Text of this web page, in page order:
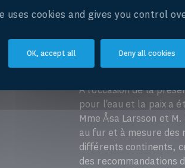
conduite des
du droit international,
A l'occasion de la
pour l'eau et la paix a
Mme Åsa Larsson et
au fur et à mesure des
différents continents,
des recommandations
uses cookies and gives you control
OK, accept all Deny all cookies